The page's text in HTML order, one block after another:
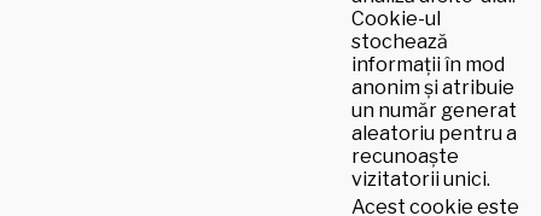
Cookie-ul
stochează
informații în mod
anonim și atribuie
un număr generat
aleatoriu pentru a
recunoaște
vizitatorii unici.
Acest cookie este